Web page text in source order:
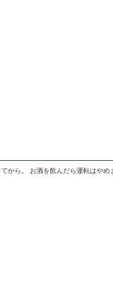
から。 お酒を飲んだら運転はやめ